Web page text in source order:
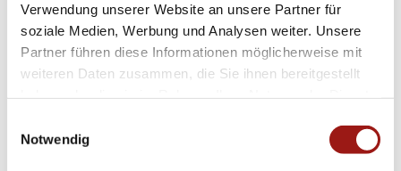
Verwendung unserer Website an unsere Partner für
soziale Medien, Werbung und Analysen weiter. Unsere
Partner führen diese Informationen möglicherweise mit
weiteren Daten zusammen, die Sie ihnen bereitgestellt
Notwendig
Erleben Sie selbst die perfekte Verbindung aus
Funktionalität und stilvoller Ästhetik – machen
Sie die Capolavoro – Schmuckelement
ah9tu2001-7459 zum unverzichtbaren Begleiter